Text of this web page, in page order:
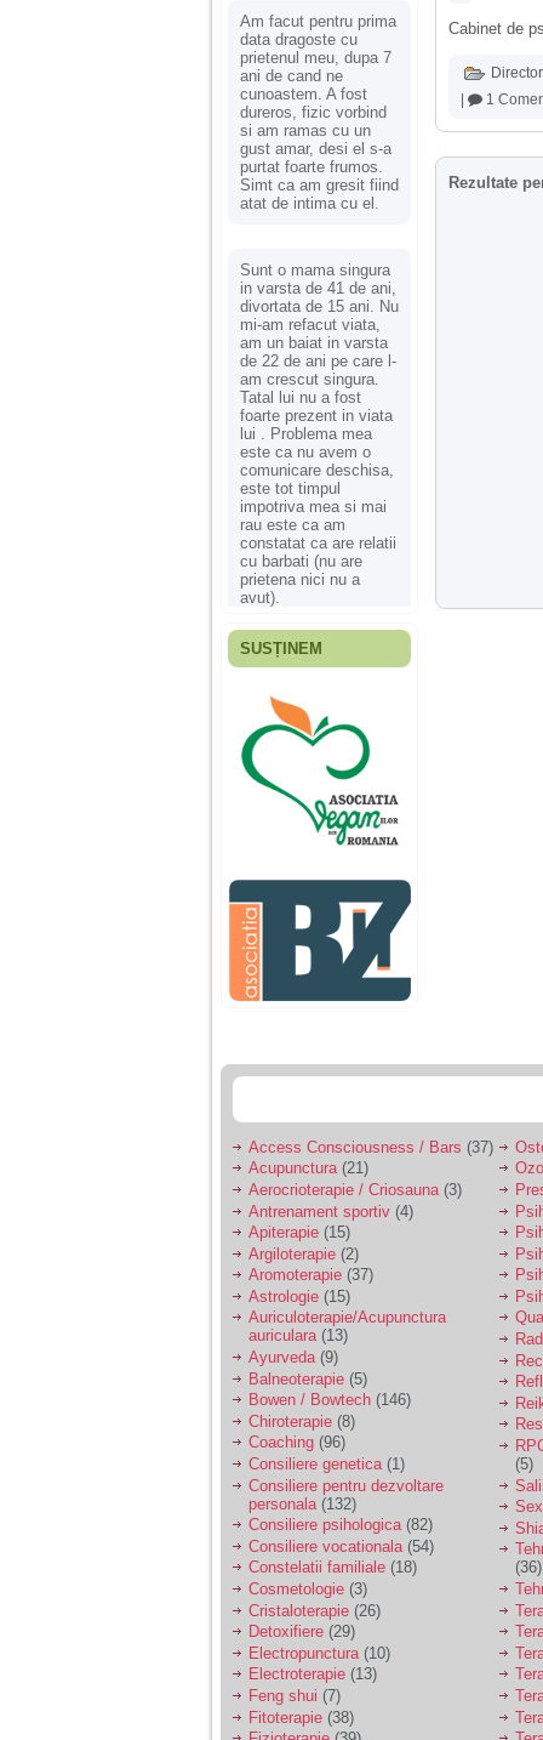
Am facut pentru prima
data dragoste cu
prietenul meu, dupa 7
ani de cand ne
cunoastem. A fost
dureros, fizic vorbind
si am ramas cu un
gust amar, desi el s-a
purtat foarte frumos.
Simt ca am gresit fiind
atat de intima cu el.
Sunt o mama singura
in varsta de 41 de ani,
divortata de 15 ani. Nu
mi-am refacut viata,
am un baiat in varsta
de 22 de ani pe care l-
am crescut singura.
Tatal lui nu a fost
foarte prezent in viata
lui . Problema mea
este ca nu avem o
comunicare deschisa,
este tot timpul
impotriva mea si mai
rau este ca am
constatat ca are relatii
cu barbati (nu are
prietena nici nu a
avut).
Fiica mea s-a nascut
ani, privind in urma
realizez cat de multe
greseli am facut in
educatia si cresterea
ei, am fost o mama
egoista, preocupata
de implinirea
profesionala, cand ea
era mica am neglijat-
agresiva, orice
greseala era taxata cu
o palma sau pedepse.
De 4 ani am o relatie
serioasa cu un barbat
sa se manifeste o
Ma aflu aici pentru ca
vreau sa stiu daca am
nevoie de un psiholog
sau psihiatru.
Sunt casatorita, am
31 de ani si un copil in
varsta de 2 ani care
mi-e lumina ochilor.
De ceva timp simt ca
mi s-a adunat
oboseala, o oboseala
cronica de care nu pot
scapa si simt ca din
cauza ei nu pot
controla nervii si
cateodata are copilul
de suferit.
Am o bariera peste
care nu pot trece:
prietena mea a ramas
insarcinata cu o fata.
Am fost de comun
acord sa facem un
copil, cu gandul ca e
baiat.
SUSȚINEM
Cabinet de
1
Rezultate
Access Consciousness / Bars (37)
Acupunctura(21)
Aerocrioterapie / Criosauna (3)
Antrenament sportiv (4)
Apiterapie (15)
Argiloterapie (2)
Aromoterapie (37)
Astrologie (15)
Auriculoterapie/Acupunctura
auriculara(13)
Ayurveda(9)
Balneoterapie (5)
Bowen / Bowtech (146)
Chiroterapie (8)
Coaching (96)
Consiliere genetica(1)
Consiliere pentru dezvoltare
personala (132)
Consiliere psihologica(82)
Consiliere vocationala (54)
Constelatii familiale (18)
Cosmetologie (3)
Cristaloterapie (26)
Detoxifiere (29)
Electropunctura (10)
Electroterapie (13)
Feng shui (7)
Fitoterapie (38)
(5)
(36)